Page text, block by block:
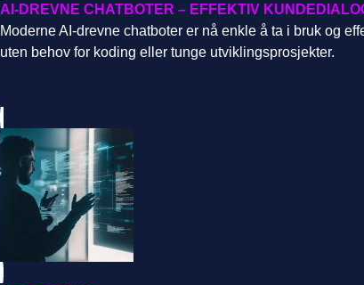
AI-DREVNE CHATBOTER – EFFEKTIV
Moderne AI-drevne chatboter er nå enkle å ta i bruk og
uten behov for koding eller tunge utviklingsprosjekter.